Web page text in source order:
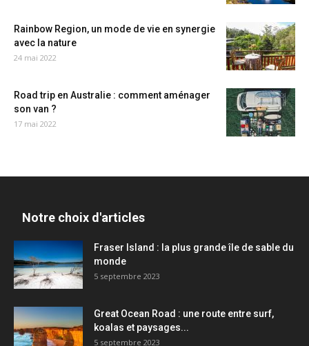
Rainbow Region, un mode de vie en synergie
avec la nature
24 mai 2022
Road trip en Australie : comment aménager
son van ?
17 mai 2022
Notre choix d'articles
Fraser Island : la plus grande île de sable du
monde
5 septembre 2023
Great Ocean Road : une route entre surf,
koalas et paysages...
5 septembre 2023